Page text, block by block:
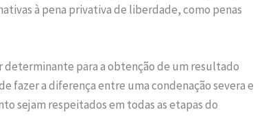
à pena privativa de liberdade, como penas
para a obtenção de um resultado
fazer a diferença entre uma condenação severa e
sejam respeitados em todas as etapas do